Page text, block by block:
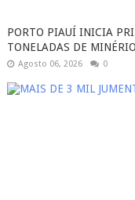
PORTO PIAUÍ INICIA
TONELADAS DE
Agosto 06, 2026 0